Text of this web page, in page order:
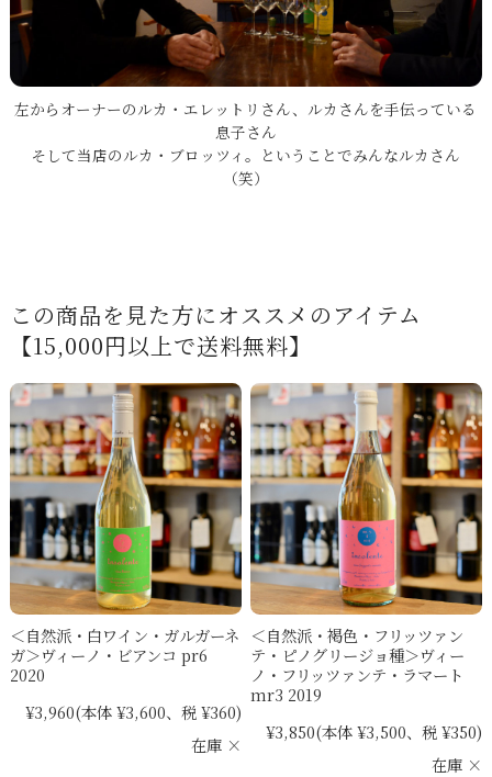
左からオーナーのルカ・エレットリさん、ルカさんを手伝っている
息子さん
そして当店のルカ・ブロッツィ。ということでみんなルカさん
（笑）
この商品を見た方にオススメのアイテム
【15,000円以上で送料無料】
＜自然派・白ワイン・ガルガーネ
ガ＞ヴィーノ・ビアンコ pr6
2020
¥3,960(本体 ¥3,600、税 ¥360)
在庫 ×
＜自然派・褐色・フリッツァン
テ・ピノグリージョ種＞ヴィー
ノ・フリッツァンテ・ラマート
mr3 2019
¥3,850(本体 ¥3,500、税 ¥350)
在庫 ×